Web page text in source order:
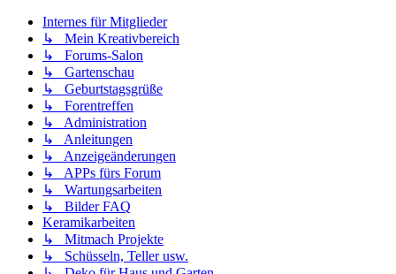
Internes für Mitglieder
↳ Mein Kreativbereich
↳ Forums-Salon
↳ Gartenschau
↳ Geburtstagsgrüße
↳ Forentreffen
↳ Administration
↳ Anleitungen
↳ Anzeigeänderungen
↳ APPs fürs Forum
↳ Wartungsarbeiten
↳ Bilder FAQ
Keramikarbeiten
↳ Mitmach Projekte
↳ Schüsseln, Teller usw.